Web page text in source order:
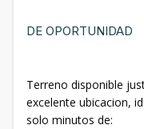
DE OPORTUNIDAD
Terreno disponible
excelente ubicacion,
solo minutos de: